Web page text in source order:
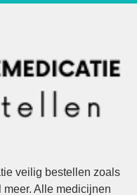
veilig bestellen zoals
Alle medicijnen